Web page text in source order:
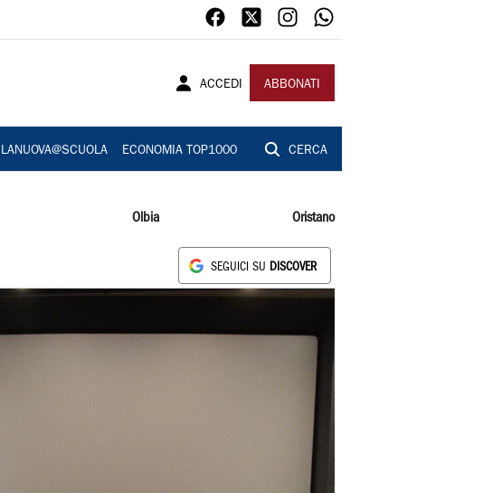
ACCEDI ABBONATI
LANUOVA@SCUOLA ECONOMIA TOP1000 CERCA
Olbia Oristano
SEGUICI SU DISCOVER